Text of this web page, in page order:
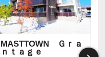
MASTTOWN Ｇｒａ
ｎｔａｇｅ